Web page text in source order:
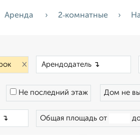
Аренда 2‑комнатные
×
Не последний этаж Дом не
Общая площадь от